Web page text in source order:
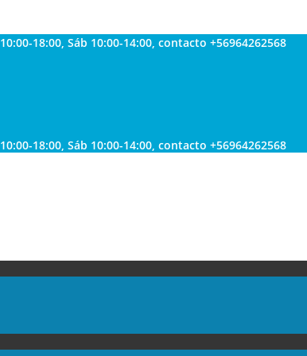
18:00, Sáb 10:00-14:00, contacto +56964262568
18:00, Sáb 10:00-14:00, contacto +56964262568